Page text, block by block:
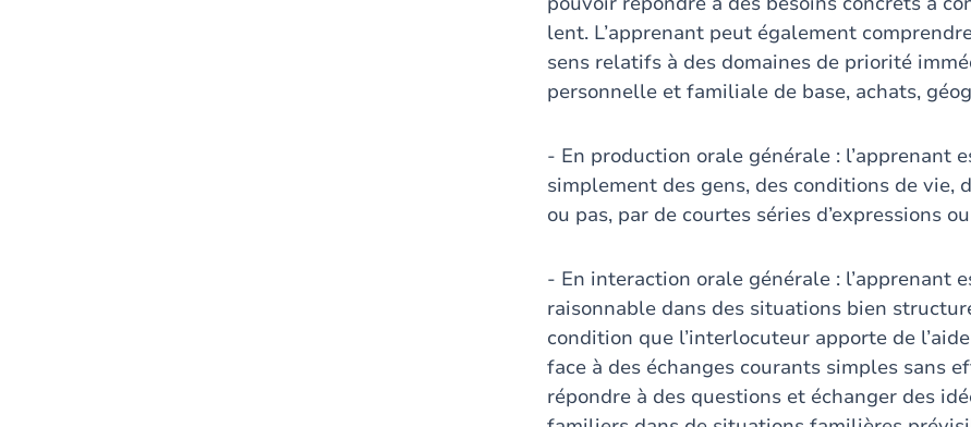
lent. L’apprenant peut également
sens relatifs à des domaines de priorité
personnelle et familiale de base, achats,
- En production orale générale : l’apprenant
simplement des gens, des conditions de vie,
ou pas, par de courtes séries d’expressions
- En interaction orale générale : l’apprenant
raisonnable dans des situations bien
condition que l’interlocuteur apporte de
face à des échanges courants simples sans
répondre à des questions et échanger des